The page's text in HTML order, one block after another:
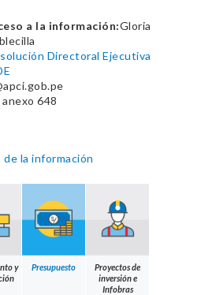
a la información:Gloria
Directoral Ejecutiva
648
la información
y
Presupuesto
Proyectos de
inversión e
Infobras